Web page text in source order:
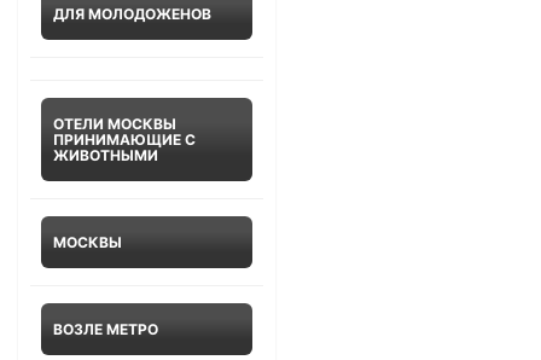
ДЛЯ МОЛОДОЖЕНОВ
ОТЕЛИ МОСКВЫ
ПРИНИМАЮЩИЕ С
ЖИВОТНЫМИ
МОСКВЫ
ВОЗЛЕ МЕТРО